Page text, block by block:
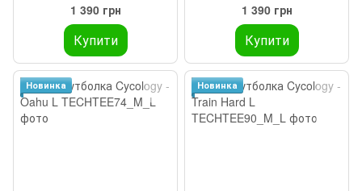
1 390 грн
Купити
1 390 грн
Купити
Новинка Новинка